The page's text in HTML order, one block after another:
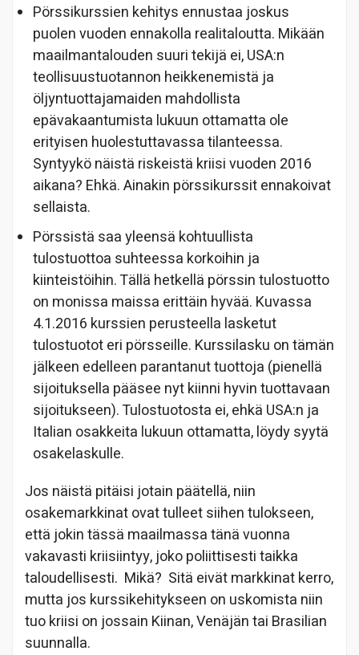
Pörssikurssien kehitys ennustaa joskus
puolen vuoden ennakolla realitaloutta. Mikään
maailmantalouden suuri tekijä ei, USA:n
teollisuustuotannon heikkenemistä ja
öljyntuottajamaiden mahdollista
epävakaantumista lukuun ottamatta ole
erityisen huolestuttavassa tilanteessa.
Syntyykö näistä riskeistä kriisi vuoden 2016
aikana? Ehkä. Ainakin pörssikurssit ennakoivat
sellaista.
Pörssistä saa yleensä kohtuullista
tulostuottoa suhteessa korkoihin ja
kiinteistöihin. Tällä hetkellä pörssin tulostuotto
on monissa maissa erittäin hyvää. Kuvassa
4.1.2016 kurssien perusteella lasketut
tulostuotot eri pörsseille. Kurssilasku on tämän
jälkeen edelleen parantanut tuottoja (pienellä
sijoituksella pääsee nyt kiinni hyvin tuottavaan
sijoitukseen). Tulostuotosta ei, ehkä USA:n ja
Italian osakkeita lukuun ottamatta, löydy syytä
osakelaskulle.
Jos näistä pitäisi jotain päätellä, niin
osakemarkkinat ovat tulleet siihen tulokseen,
että jokin tässä maailmassa tänä vuonna
vakavasti kriisiintyy, joko poliittisesti taikka
taloudellisesti. Mikä? Sitä eivät markkinat kerro,
mutta jos kurssikehitykseen on uskomista niin
tuo kriisi on jossain Kiinan, Venäjän tai Brasilian
suunnalla.